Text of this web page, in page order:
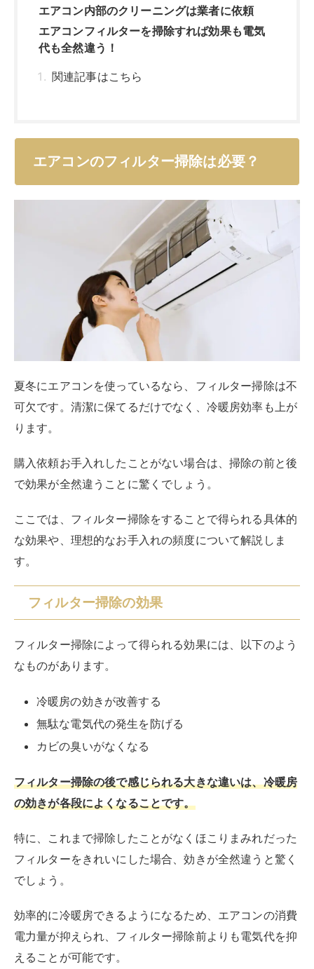
夏冬にエアコンを使っているなら、フィルター掃除は不
可欠です。清潔に保てるだけでなく、冷暖房効率も上が
購入依頼お手入れしたことがない場合は、掃除の前と後
で効果が全然違うことに驚くでしょう。
ここでは、フィルター掃除をすることで得られる具体的
な効果や、理想的なお手入れの頻度について解説しま
フィルター掃除の効果
なものがあります。
無駄な電気代の発生を防げる
カビの臭いがなくなる
の効きが各段によくなることです。
フィルターをきれいにした場合、効きが全然違うと驚く
でしょう。
効率的に冷暖房できるようになるため、エアコンの消費
電力量が抑えられ、フィルター掃除前よりも電気代を抑
えることが可能です。
経済産業省資源エネルギー庁でも、フィルター掃除を月
に1、2回すれば年間で約990円の節約になると説明して
掃除によってカビが除去できれば、エアコンから出てく
る風のカビくささもなくなるでしょう。
フィルター掃除の頻度は？